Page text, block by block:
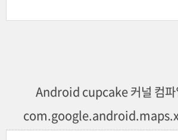
Android cupcake 커널 컴파